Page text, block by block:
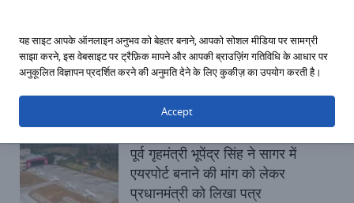
Sagar News 39 करोड़ रुपए की
लागत से बन रही Multilevel
Parking, धीमी निर्माण गति से महापौर
नाराज
Saturday, October 11, 2025
पूर्व गृहमंत्री भूपेंद्र सिंह ने सागर में
एयरपोर्ट बनाने की मांग को लेकर
प्रधानमंत्री को लिखा पत्र
यह साइट आपके ऑनलाइन अनुभव को बेहतर बनाने, आपको सोशल मीडिया पर सामग्री
साझा करने, इस वेबसाइट पर ट्रैफ़िक मापने और आपकी ब्राउज़िंग गतिविधि के आधार पर
अनुकूलित विज्ञापन प्रदर्शित करने की अनुमति देने के लिए कुकीज़ का उपयोग करती है।
Accept